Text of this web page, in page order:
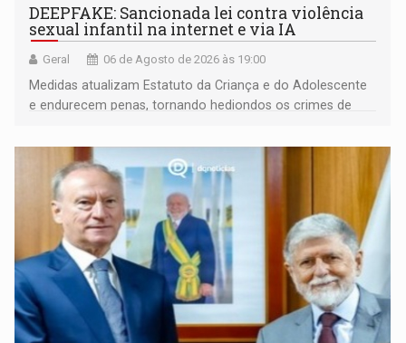
DEEPFAKE: Sancionada lei contra violência
sexual infantil na internet e via IA
Geral 06 de Agosto de 2026 às 19:00
Medidas atualizam Estatuto da Criança e do Adolescente
e endurecem penas, tornando hediondos os crimes de